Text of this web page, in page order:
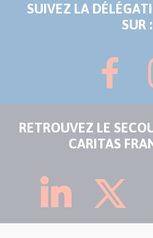
SUIVEZ LA
SUR :
RETROUVEZ LE
CARITAS